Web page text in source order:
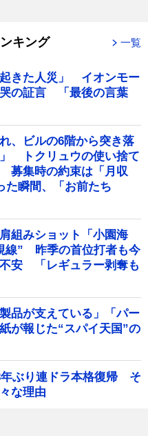
キング 一覧
起きた人災」 イオンモー
の証言 「最後の言葉
、ビルの6階から突き落
トクリュウの使い捨て
募集時の約束は「月収
た瞬間、「お前たち
組みショット「小園海
線” 昨季の首位打者も今
安 「レギュラー剥奪も
品が支えている」「パー
が報じた“スパイ天国”の
年ぶり連ドラ本格復帰 そ
な理由